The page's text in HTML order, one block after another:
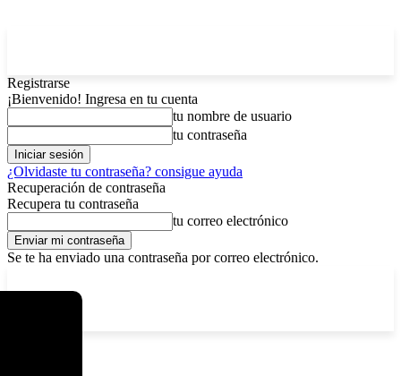
Registrarse
¡Bienvenido! Ingresa en tu cuenta
tu nombre de usuario
tu contraseña
¿Olvidaste tu contraseña? consigue ayuda
Recuperación de contraseña
Recupera tu contraseña
tu correo electrónico
Se te ha enviado una contraseña por correo electrónico.